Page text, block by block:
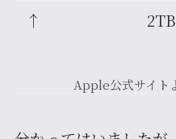
↑
2TB
Apple公式サイト